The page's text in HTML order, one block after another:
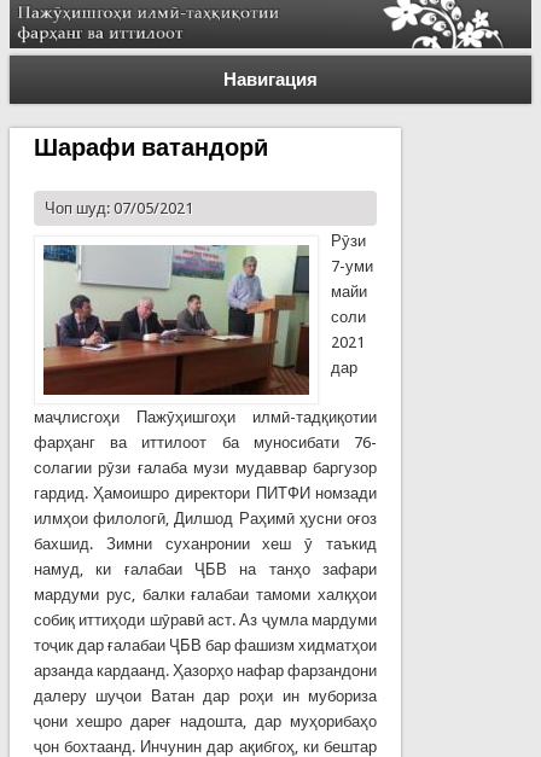
Навигация
Шарафи ватандорӣ
Чоп шуд: 07/05/2021
Рӯзи
7-уми
майи
соли
2021
дар
маҷлисгоҳи Пажӯҳишгоҳи илмӣ-тадқиқотии
фарҳанг ва иттилоот ба муносибати 76-
солагии рӯзи ғалаба музи мудаввар баргузор
гардид. Ҳамоишро директори ПИТФИ номзади
илмҳои филологӣ, Дилшод Раҳимӣ ҳусни оғоз
бахшид. Зимни суханронии хеш ӯ таъкид
намуд, ки ғалабаи ҶБВ на танҳо зафари
мардуми рус, балки ғалабаи тамоми халқҳои
собиқ иттиҳоди шӯравӣ аст. Аз ҷумла мардуми
тоҷик дар ғалабаи ҶБВ бар фашизм хидматҳои
арзанда кардаанд. Ҳазорҳо нафар фарзандони
далеру шуҷои Ватан дар роҳи ин мубориза
ҷони хешро дареғ надошта, дар муҳорибаҳо
ҷон бохтаанд. Инчунин дар ақибгоҳ, ки бештар